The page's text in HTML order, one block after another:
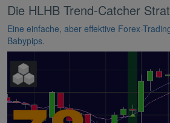
Die HLHB Trend-Catcher
Eine einfache, aber effektive Forex-
Babypips.